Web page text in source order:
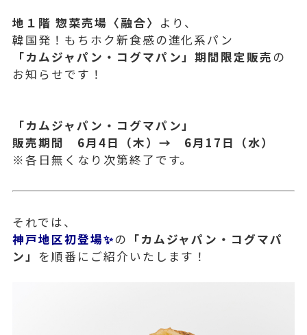
地１階 惣菜売場〈融合〉 より、
韓国発！もちホク新食感の進化系パン
「カムジャパン・コグマパン」期間限定販売の
お知らせです！
「カムジャパン・コグマパン」
販売期間 6月4日（木）→ 6月17日（水）
※各日無くなり次第終了です。
それでは、
神戸地区初登場✨の 「カムジャパン・コグマパ
ン」 を順番にご紹介いたします！